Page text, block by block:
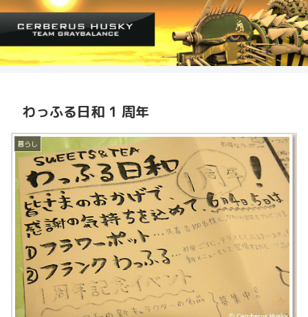
わっふる日和 1 周年
暮らし